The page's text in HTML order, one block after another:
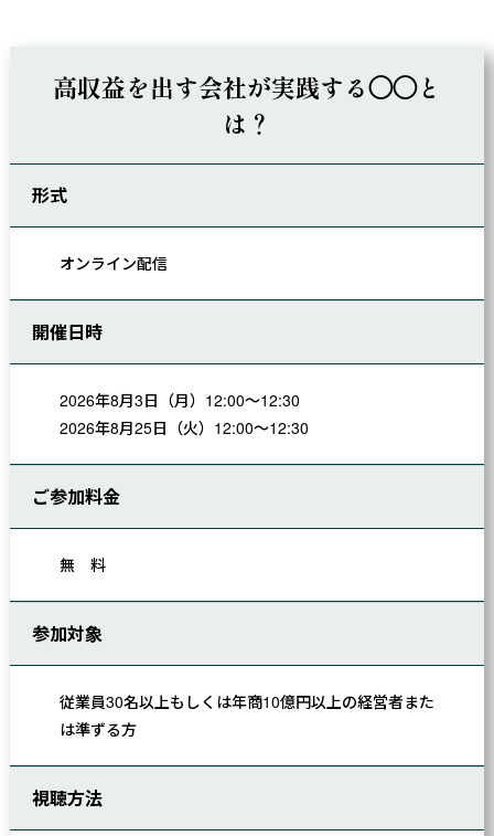
高収益を出す会社が実践する◯◯と
は？
形式
オンライン配信
開催日時
2026年8月3日（月）12:00～12:30
2026年8月25日（火）12:00～12:30
ご参加料金
無 料
参加対象
従業員30名以上もしくは年商10億円以上の経営者また
は準ずる方
視聴方法